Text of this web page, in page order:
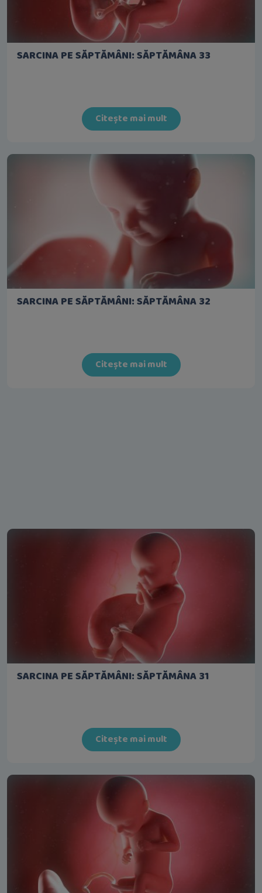
SARCINA PE SĂPTĂMÂNI: SĂPTĂMÂNA 33
Citește mai mult
SARCINA PE SĂPTĂMÂNI: SĂPTĂMÂNA 32
Citește mai mult
SARCINA PE SĂPTĂMÂNI: SĂPTĂMÂNA 31
Citește mai mult